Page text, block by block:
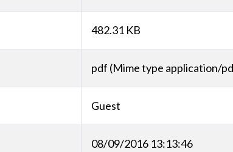
482.31 KB
pdf (Mime type application/
Guest
08/09/2016 13:13:46